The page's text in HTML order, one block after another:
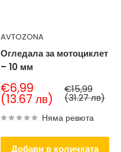
AVTOZONA
Огледала за мотоциклет
– 10 мм
Продажна
цена
€6,99
(13.67 лв)
Нормална
цена
€15,99
(31.27 лв)
Няма ревюта
Добави в количката